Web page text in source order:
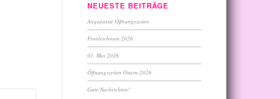
NEUESTE BEITRÄGE
Angepasste Öffnungszeiten
Fronleichnam 2026
01. Mai 2026
Öffnungszeiten Ostern 2026
Gute Nachrichten!